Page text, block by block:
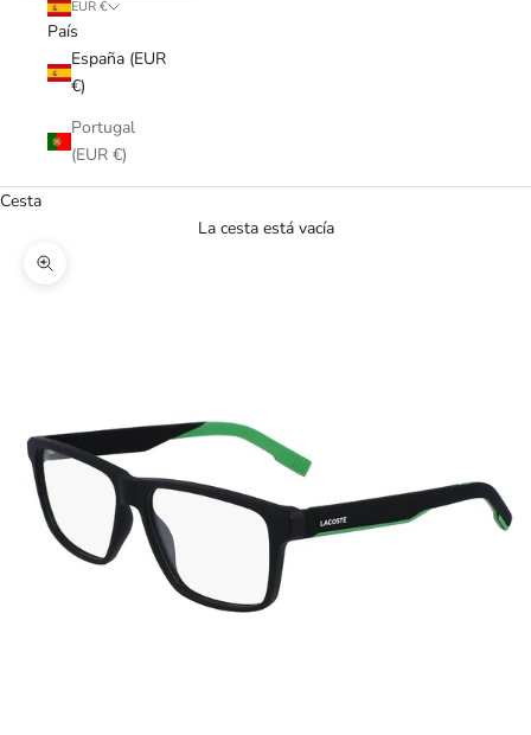
EUR €
País
España (EUR
€)
Portugal
(EUR €)
Cesta
La cesta está vacía
Zoom